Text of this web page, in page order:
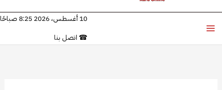
10 أغسطس، 2026 8:25 صباحًا
☎ اتصل بنا